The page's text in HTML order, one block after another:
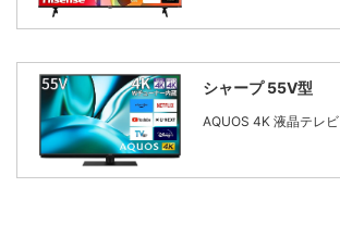
シャープ 55V型
AQUOS 4K 液晶テレビ